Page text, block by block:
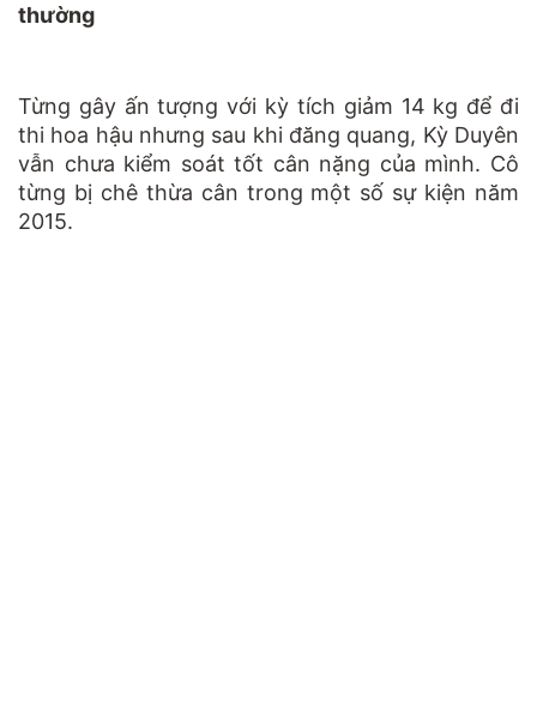
thường
Từng gây ấn tượng với kỳ tích giảm 14 kg để đi
thi hoa hậu nhưng sau khi đăng quang, Kỳ Duyên
vẫn chưa kiểm soát tốt cân nặng của mình. Cô
từng bị chê thừa cân trong một số sự kiện năm
2015.